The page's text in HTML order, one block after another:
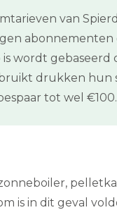
van
abonnementen
wordt
drukken hun
tot wel €100.
is in dit geval